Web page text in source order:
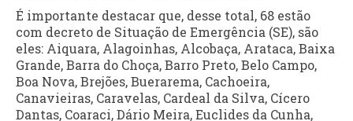
É importante destacar que, desse total, 68 estão
com decreto de Situação de Emergência (SE), são
eles: Aiquara, Alagoinhas, Alcobaça, Arataca, Baixa
Grande, Barra do Choça, Barro Preto, Belo Campo,
Boa Nova, Brejões, Buerarema, Cachoeira,
Canavieiras, Caravelas, Cardeal da Silva, Cícero
Dantas, Coaraci, Dário Meira, Euclides da Cunha,